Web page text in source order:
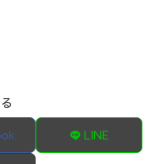
LINE